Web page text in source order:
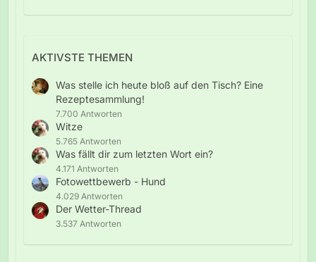
AKTIVSTE THEMEN
Was stelle ich heute bloß auf den Tisch? Eine
Rezeptesammlung!
7.700 Antworten
Witze
5.765 Antworten
Was fällt dir zum letzten Wort ein?
4.171 Antworten
Fotowettbewerb - Hund
4.029 Antworten
Der Wetter-Thread
3.537 Antworten